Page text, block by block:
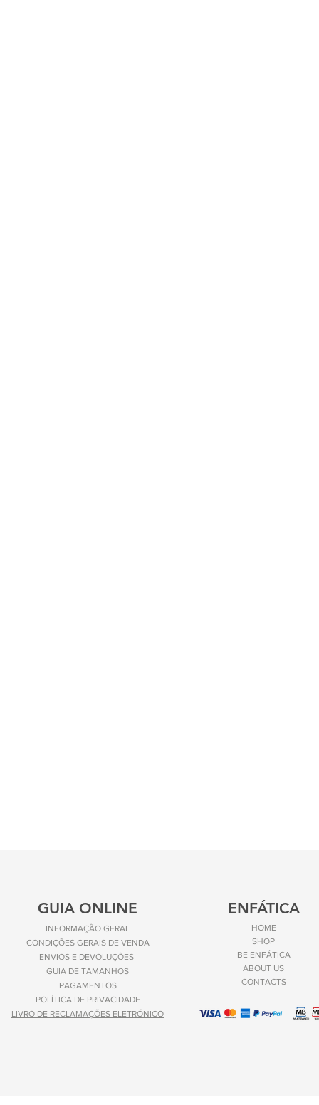
GUIA ONLINE
INFORMAÇÃO GERAL
CONDIÇÕES GERAIS DE VENDA
ENVIOS E DEVOLUÇÕES
GUIA DE TAMANHOS
PAGAMENTOS
POLÍTICA DE PRIVACIDADE
LIVRO DE RECLAMAÇÕES ELETRÓNICO
ENFÁTICA
HOME
SHOP
BE ENFÁTICA
ABOUT US
CONTACTS